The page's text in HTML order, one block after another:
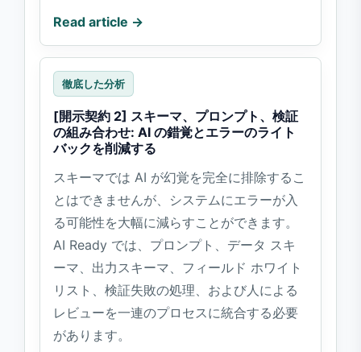
Read article →
徹底した分析
[開示契約 2] スキーマ、プロンプト、検証
の組み合わせ: AI の錯覚とエラーのライト
バックを削減する
スキーマでは AI が幻覚を完全に排除するこ
とはできませんが、システムにエラーが入
る可能性を大幅に減らすことができます。
AI Ready では、プロンプト、データ スキ
ーマ、出力スキーマ、フィールド ホワイト
リスト、検証失敗の処理、および人による
レビューを一連のプロセスに統合する必要
があります。